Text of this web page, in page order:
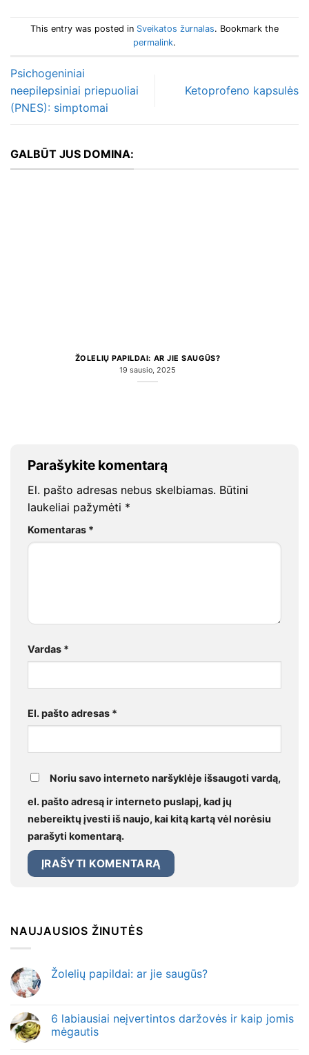
This entry was posted in Sveikatos žurnalas. Bookmark the
permalink.
Psichogeniniai
neepilepsiniai priepuoliai
(PNES): simptomai
Ketoprofeno kapsulės
GALBŪT JUS DOMINA:
ŽOLELIŲ PAPILDAI: AR JIE SAUGŪS?
19 sausio, 2025
Parašykite komentarą
El. pašto adresas nebus skelbiamas. Būtini
laukeliai pažymėti *
Komentaras *
Vardas *
El. pašto adresas *
Noriu savo interneto naršyklėje išsaugoti vardą,
el. pašto adresą ir interneto puslapį, kad jų
nebereiktų įvesti iš naujo, kai kitą kartą vėl norėsiu
parašyti komentarą.
NAUJAUSIOS ŽINUTĖS
Žolelių papildai: ar jie saugūs?
6 labiausiai neįvertintos daržovės ir kaip jomis
mėgautis